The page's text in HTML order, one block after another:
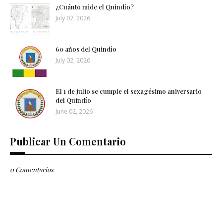
¿Cuánto mide el Quindío?
July 07, 2026
60 años del Quindío
July 02, 2026
El 1 de julio se cumple el sexagésimo aniversario
del Quindío
June 02, 2026
Publicar Un Comentario
0 Comentarios